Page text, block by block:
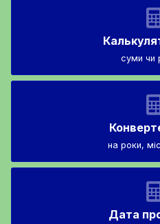
суми чи
на роки,
Дата